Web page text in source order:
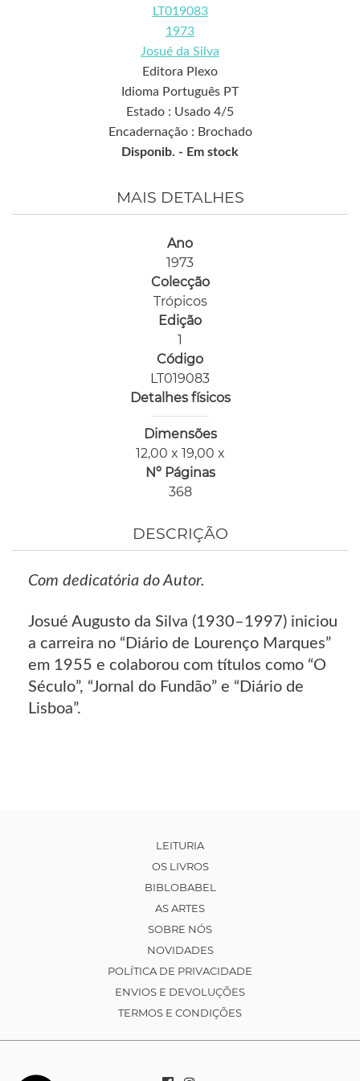
LT019083
1973
Josué da Silva
Editora Plexo
Idioma Português PT
Estado : Usado 4/5
Encadernação : Brochado
Disponib. - Em stock
MAIS DETALHES
Ano
1973
Colecção
Trópicos
Edição
1
Código
LT019083
Detalhes físicos
Dimensões
12,00 x 19,00 x
Nº Páginas
368
DESCRIÇÃO
Com dedicatória do Autor.
Josué Augusto da Silva (1930–1997) iniciou
a carreira no “Diário de Lourenço Marques”
em 1955 e colaborou com títulos como “O
Século”, “Jornal do Fundão” e “Diário de
Lisboa”.
LEITURIA
OS LIVROS
BIBLOBABEL
AS ARTES
SOBRE NÓS
NOVIDADES
POLÍTICA DE PRIVACIDADE
ENVIOS E DEVOLUÇÕES
TERMOS E CONDIÇÕES